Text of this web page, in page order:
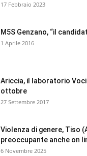
17 Febbraio 2023
M5S Genzano, “il
1 Aprile 2016
Ariccia, il laboratorio
ottobre
27 Settembre 2017
Violenza di genere, Tiso
preoccupante anche on
6 Novembre 2025